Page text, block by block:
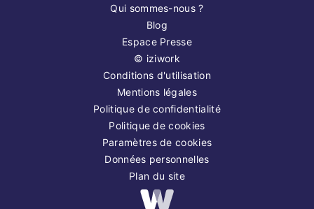
Qui sommes-nous ?
Blog
Espace Presse
© iziwork
Conditions d'utilisation
Mentions légales
Politique de confidentialité
Politique de cookies
Paramètres de cookies
Données personnelles
Plan du site